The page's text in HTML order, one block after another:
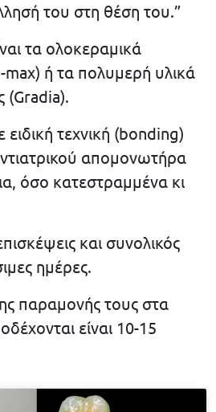
του στη θέση του.”
τα ολοκεραμικά
ή τα πολυμερή υλικά
(Gradia).
τεχνική (bonding)
απομονωτήρα
όσο κατεστραμμένα κι
και συνολικός
ημέρες.
παραμονής τους στα
είναι 10-15